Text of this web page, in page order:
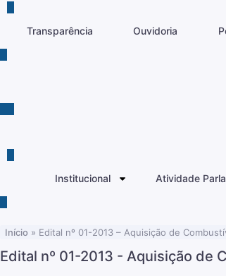
Transparência Ouvidoria
Institucional Atividade
Início » Edital nº 01-2013 – Aquisição de
Edital nº 01-2013 - Aquisição de